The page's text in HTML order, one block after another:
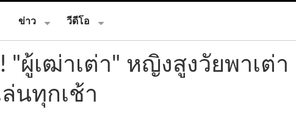
ข่าว วีดีโอ
"ผู้เฒ่าเต่า" หญิงสูงวัยพาเต่า
นทุกเช้า